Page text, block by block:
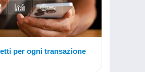
per ogni transazione